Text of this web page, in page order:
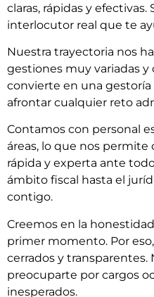
claras, rápidas y
interlocutor real que te
Nuestra trayectoria nos
gestiones muy variadas y
convierte en una gestoría
afrontar cualquier reto
Contamos con personal
áreas, lo que nos permite
rápida y experta ante
ámbito fiscal hasta el
contigo.
Creemos en la
primer momento. Por
cerrados y transparentes.
preocuparte por cargos
inesperados.